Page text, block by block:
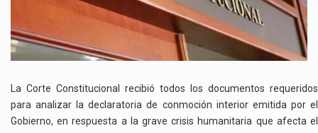
MÁS
50
INFORMES
La Corte Constitucional recibió todos los documentos requeridos
para analizar la declaratoria de conmoción interior emitida por el
Gobierno, en respuesta a la grave crisis humanitaria que afecta el